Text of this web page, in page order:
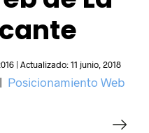
|Actualizado:11 junio, 2018
| Posicionamiento Web